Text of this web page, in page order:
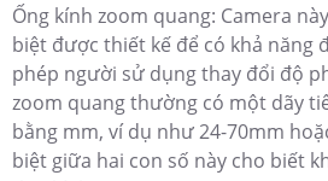
Ống kính zoom quang: Camera
biệt được thiết kế để có khả năng
phép người sử dụng thay đổi độ
zoom quang thường có một dãy
bằng mm, ví dụ như 24-70mm
biệt giữa hai con số này cho biết